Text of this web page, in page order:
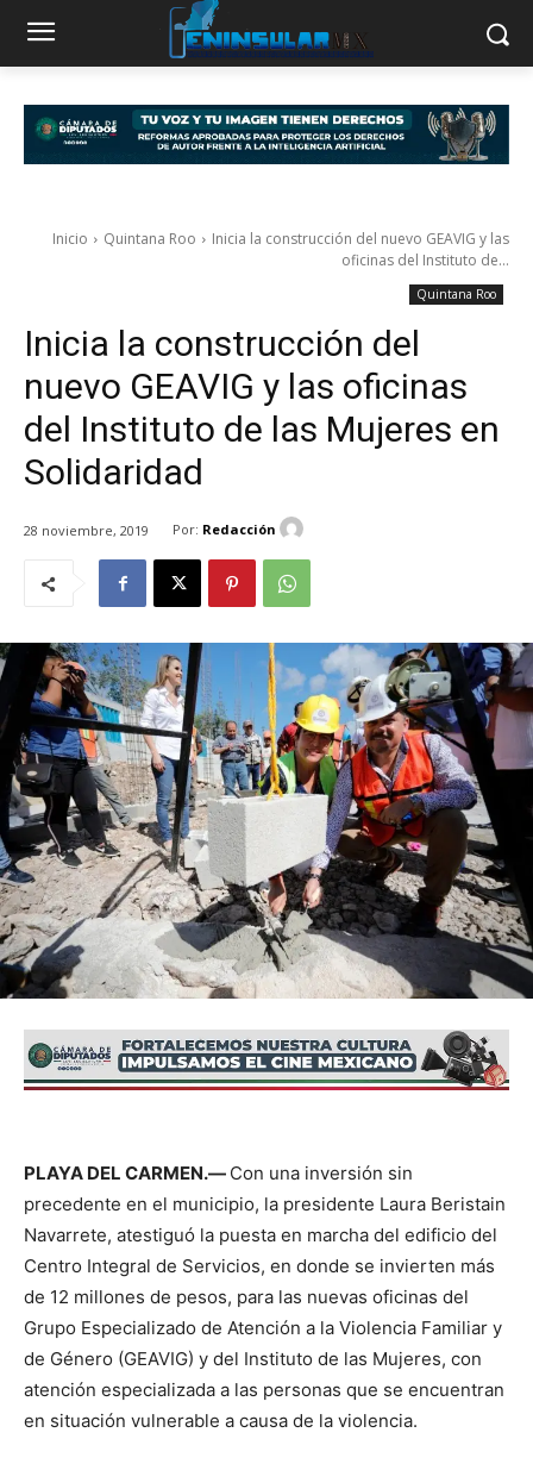
Inicio Quintana Roo
Inicia la construcción del nuevo GEAVIG y las
oficinas del Instituto de...
Quintana Roo
Inicia la construcción del
nuevo GEAVIG y las oficinas
del Instituto de las Mujeres en
Solidaridad
28 noviembre, 2019 Por: Redacción
PLAYA DEL CARMEN.— Con una inversión sin
precedente en el municipio, la presidente Laura Beristain
Navarrete, atestiguó la puesta en marcha del edificio del
Centro Integral de Servicios, en donde se invierten más
de 12 millones de pesos, para las nuevas oficinas del
Grupo Especializado de Atención a la Violencia Familiar y
de Género (GEAVIG) y del Instituto de las Mujeres, con
atención especializada a las personas que se encuentran
en situación vulnerable a causa de la violencia.